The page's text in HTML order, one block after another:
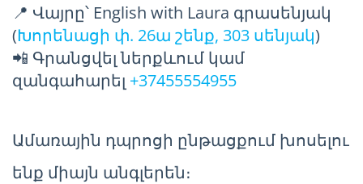
📍 Վայրը՝ English with Laura գրասենյակ
(Խորենացի փ. 26ա շենք, 303 սենյակ)
📲 Գրանցվել ներքևում կամ
զանգահարել +37455554955
Ամառային դպրոցի ընթացքում խոսելու
ենք միայն անգլերեն։